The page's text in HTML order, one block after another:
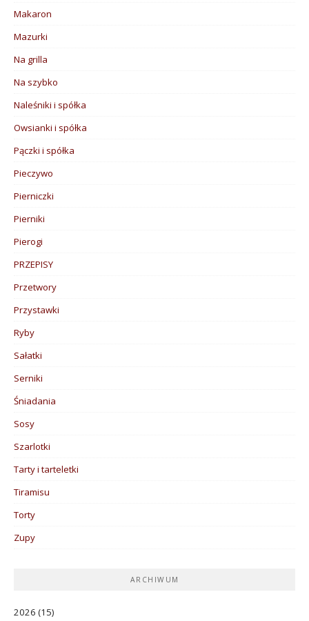
Makaron
Mazurki
Na grilla
Na szybko
Naleśniki i spółka
Owsianki i spółka
Pączki i spółka
Pieczywo
Pierniczki
Pierniki
Pierogi
PRZEPISY
Przetwory
Przystawki
Ryby
Sałatki
Serniki
Śniadania
Sosy
Szarlotki
Tarty i tarteletki
Tiramisu
Torty
Zupy
ARCHIWUM
2026 (15)